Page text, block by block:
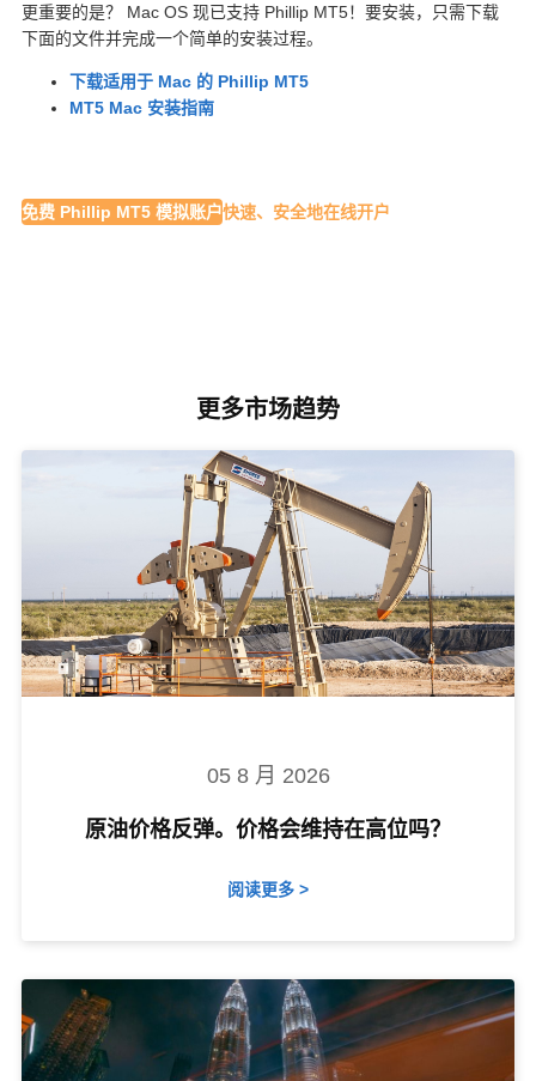
更重要的是？ Mac OS 现已支持 Phillip MT5！要安装，只需下载
下面的文件并完成一个简单的安装过程。
下载适用于 Mac 的 Phillip MT5
MT5 Mac 安装指南
免费 Phillip MT5 模拟账户快速、安全地在线开户
更多市场趋势
05 8 月 2026
原油价格反弹。价格会维持在高位吗？
阅读更多 >